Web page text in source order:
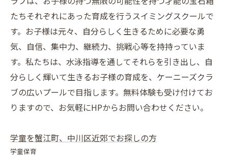
たちそれぞれにあった育成を行うスイミングスクールで
す。お子様は元々、自分らしく生きるために必要な勇
気、自信、集中力、継続力、挑戦心等を持持っていま
す。私たちは、水泳指導を通してそれらを引き出し、自
分らしく輝いて生きるお子様の育成を、ケーニーズクラ
ブの広いプールで目指します。無料体験も受け付けてお
りますので、お気軽にHPからお問い合わせください。
学童を蟹江町、中川区近郊でお探しの方
学童保育